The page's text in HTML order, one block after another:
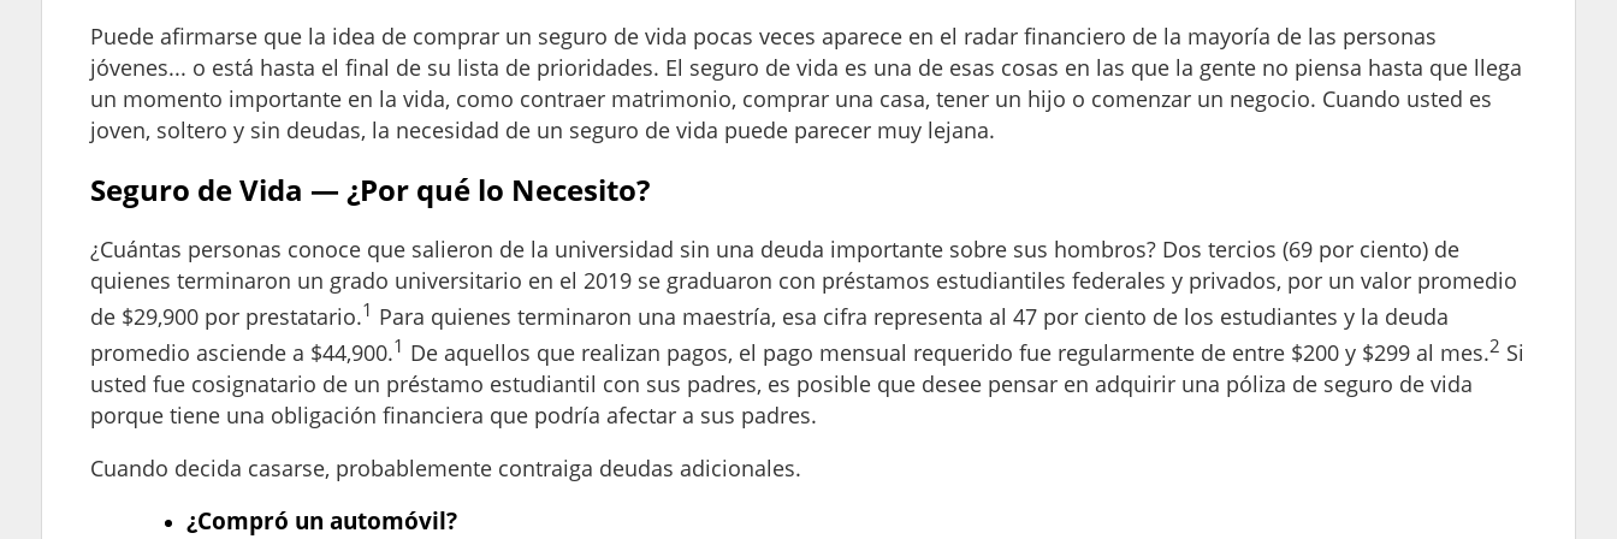
Puede afirmarse que la idea de comprar un seguro de vida pocas veces aparece en el radar financiero de la mayoría de las personas
jóvenes... o está hasta el final de su lista de prioridades. El seguro de vida es una de esas cosas en las que la gente no piensa hasta que llega
un momento importante en la vida, como contraer matrimonio, comprar una casa, tener un hijo o comenzar un negocio. Cuando usted es
joven, soltero y sin deudas, la necesidad de un seguro de vida puede parecer muy lejana.
Seguro de Vida — ¿Por qué lo Necesito?
¿Cuántas personas conoce que salieron de la universidad sin una deuda importante sobre sus hombros? Dos tercios (69 por ciento) de
quienes terminaron un grado universitario en el 2019 se graduaron con préstamos estudiantiles federales y privados, por un valor promedio
de $29,900 por prestatario.1 Para quienes terminaron una maestría, esa cifra representa al 47 por ciento de los estudiantes y la deuda
promedio asciende a $44,900.1 De aquellos que realizan pagos, el pago mensual requerido fue regularmente de entre $200 y $299 al mes.2 Si
usted fue cosignatario de un préstamo estudiantil con sus padres, es posible que desee pensar en adquirir una póliza de seguro de vida
porque tiene una obligación financiera que podría afectar a sus padres.
Cuando decida casarse, probablemente contraiga deudas adicionales.
¿Compró un automóvil?